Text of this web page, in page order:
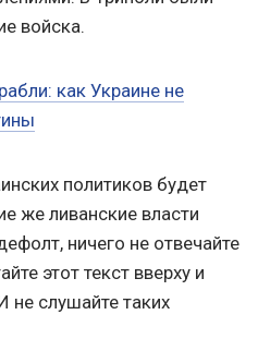
войска.
как Украине не
политиков будет
же ливанские власти
ничего не отвечайте
этот текст вверху и
не слушайте таких